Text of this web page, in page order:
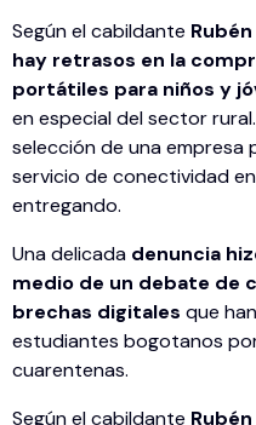
Según el cabildante
hay retrasos en la
portátiles para niños y
en especial del sector
selección de una empresa
servicio de conectividad
entregando.
Una delicada denuncia
medio de un debate de
brechas digitales que
estudiantes bogotanos
cuarentenas.
Según el cabildante